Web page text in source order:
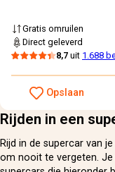
Rijden in een
Rijd in de supercar van
om nooit te vergeten.
Gratis omruilen
Direct geleverd
8,7 uit 1.688
Opslaan